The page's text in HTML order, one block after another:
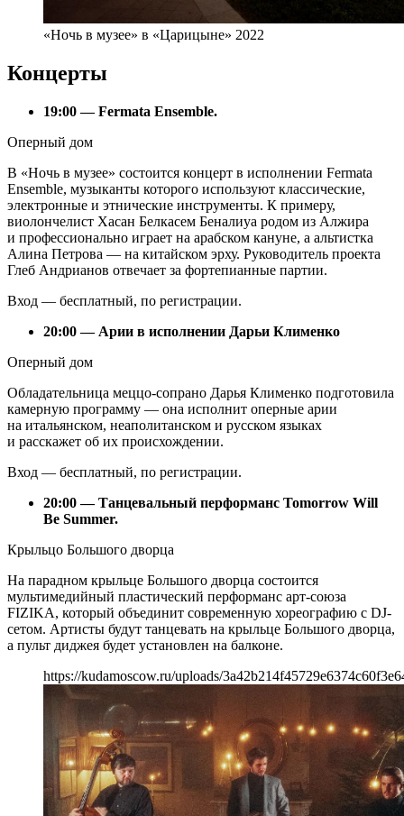
«Ночь в музее» в «Царицыне» 2022
Концерты
19:00 — Fermata Ensemble.
Оперный дом
В «Ночь в музее» состоится концерт в исполнении Fermata
Ensemble, музыканты которого используют классические,
электронные и этнические инструменты. К примеру,
виолончелист Хасан Белкасем Беналиуа родом из Алжира
и профессионально играет на арабском кануне, а альтистка
Алина Петрова — на китайском эрху. Руководитель проекта
Глеб Андрианов отвечает за фортепианные партии.
Вход — бесплатный, по регистрации.
20:00 — Арии в исполнении Дарьи Клименко
Оперный дом
Обладательница меццо-сопрано Дарья Клименко подготовила
камерную программу — она исполнит оперные арии
на итальянском, неаполитанском и русском языках
и расскажет об их происхождении.
Вход — бесплатный, по регистрации.
20:00 — Танцевальный перформанс Tomorrow Will
Be Summer.
Крыльцо Большого дворца
На парадном крыльце Большого дворца состоится
мультимедийный пластический перформанс арт-союза
FIZIKA, который объединит современную хореографию с DJ-
сетом. Артисты будут танцевать на крыльце Большого дворца,
а пульт диджея будет установлен на балконе.
https://kudamoscow.ru/uploads/